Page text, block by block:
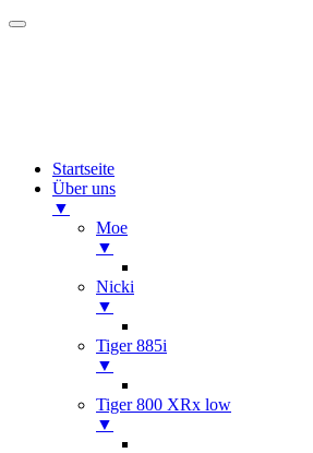
Startseite
Über uns
▼
Moe
▼
Nicki
▼
Tiger 885i
▼
Tiger 800 XRx low
▼